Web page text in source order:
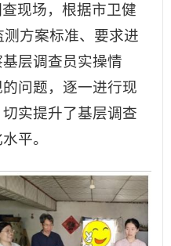
现场，根据市卫健
方案标准、要求进
层调查员实操情
问题，逐一进行现
实提升了基层调查
平。